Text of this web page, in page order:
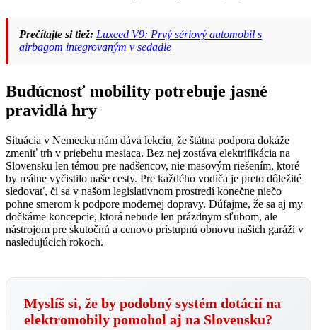
Prečítajte si tiež: Luxeed V9: Prvý sériový automobil s
airbagom integrovaným v sedadle
Budúcnosť mobility potrebuje jasné
pravidlá hry
Situácia v Nemecku nám dáva lekciu, že štátna podpora dokáže
zmeniť trh v priebehu mesiaca. Bez nej zostáva elektrifikácia na
Slovensku len témou pre nadšencov, nie masovým riešením, ktoré
by reálne vyčistilo naše cesty. Pre každého vodiča je preto dôležité
sledovať, či sa v našom legislatívnom prostredí konečne niečo
pohne smerom k podpore modernej dopravy. Dúfajme, že sa aj my
dočkáme koncepcie, ktorá nebude len prázdnym sľubom, ale
nástrojom pre skutočnú a cenovo prístupnú obnovu našich garáží v
nasledujúcich rokoch.
Myslíš si, že by podobný systém dotácií na
elektromobily pomohol aj na Slovensku?